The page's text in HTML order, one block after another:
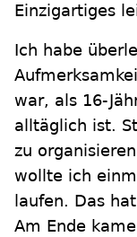
Einzigartiges
Ich habe
war, als 16-
alltäglich ist.
zu
wollte ich
laufen. Das
Am Ende